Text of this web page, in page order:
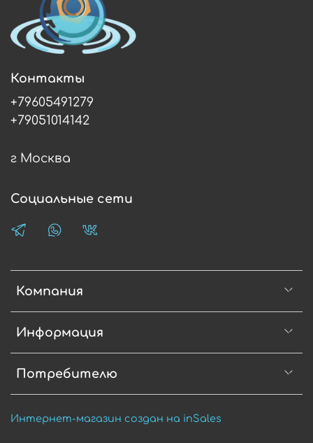
Компания
Информация
Потребителю
Контакты
+79605491279
+79051014142
г Москва
Социальные сети
Интернет-магазин создан на inSales